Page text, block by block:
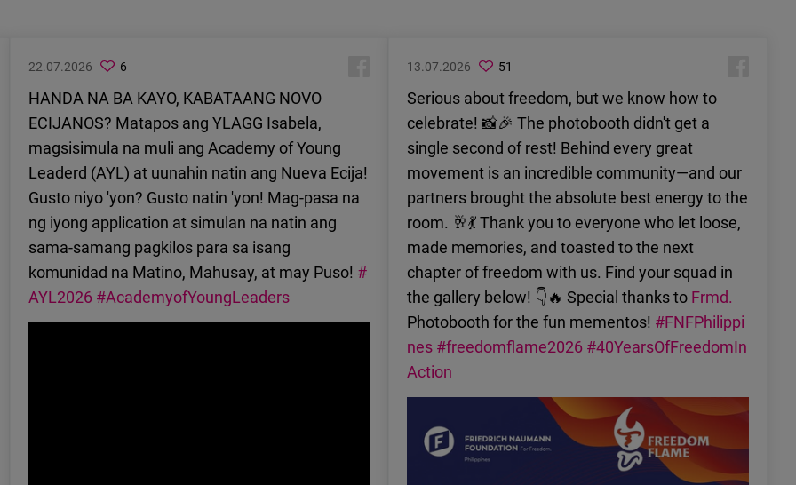
22.07.2026 6
HANDA NA BA KAYO, KABATAANG NOVO
ECIJANOS? Matapos ang YLAGG Isabela,
magsisimula na muli ang Academy of Young
Leaderd (AYL) at uunahin natin ang Nueva Ecija!
Gusto niyo 'yon? Gusto natin 'yon! Mag-pasa na
ng iyong application at simulan na natin ang
sama-samang pagkilos para sa isang
komunidad na Matino, Mahusay, at may Puso! #
AYL2026 #AcademyofYoungLeaders
13.07.2026 51
Serious about freedom, but we know how to
celebrate! 📸🎉 The photobooth didn't get a
single second of rest! Behind every great
movement is an incredible community—and our
partners brought the absolute best energy to the
room. 🥂💃 Thank you to everyone who let loose,
made memories, and toasted to the next
chapter of freedom with us. Find your squad in
the gallery below! 👇🔥 Special thanks to Frmd.
Photobooth for the fun mementos! #FNFPhilippi
nes #freedomflame2026 #40YearsOfFreedomIn
Action